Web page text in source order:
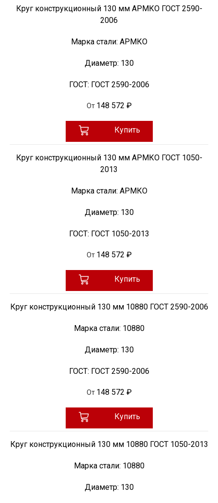
Круг конструкционный 130 мм АРМКО ГОСТ 2590-
2006
Марка стали: АРМКО
Диаметр: 130
ГОСТ: ГОСТ 2590-2006
От 148 572 ₽
Купить
Круг конструкционный 130 мм АРМКО ГОСТ 1050-
2013
Марка стали: АРМКО
Диаметр: 130
ГОСТ: ГОСТ 1050-2013
От 148 572 ₽
Купить
Круг конструкционный 130 мм 10880 ГОСТ 2590-2006
Марка стали: 10880
Диаметр: 130
ГОСТ: ГОСТ 2590-2006
От 148 572 ₽
Купить
Круг конструкционный 130 мм 10880 ГОСТ 1050-2013
Марка стали: 10880
Диаметр: 130